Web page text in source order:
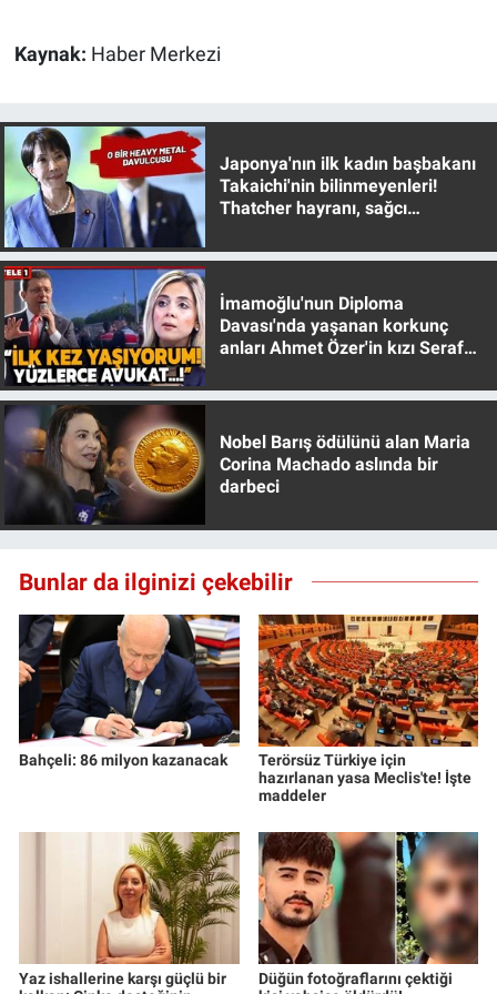
Kaynak: Haber Merkezi
Japonya'nın ilk kadın başbakanı
Takaichi'nin bilinmeyenleri!
Thatcher hayranı, sağcı
İmamoğlu'nun Diploma
Davası'nda yaşanan korkunç
anları Ahmet Özer'in kızı Seraf
Nobel Barış ödülünü alan Maria
Corina Machado aslında bir
darbeci
Bunlar da ilginizi çekebilir
Bahçeli: 86 milyon kazanacak
Terörsüz Türkiye için
hazırlanan yasa Meclis'te! İşte
maddeler
Yaz ishallerine karşı güçlü bir
Düğün fotoğraflarını çektiği
Gündem Özel
Haber
İlan
Koronavirüs
Kültür Sanat
Ne demişti
Nedir
Programlar
Sağlık
Spor
Türkiye'nin Geleceği
Türkiye'nin Gündemi
Yerel Gündem